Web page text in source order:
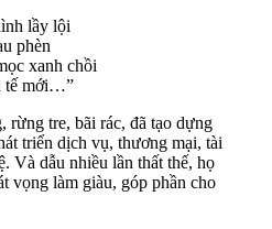
lầy lội
phèn
xanh chồi
tế mới…”
rừng tre, bãi rác, đã tạo dựng
triển dịch vụ, thương mại, tài
Và dẫu nhiều lần thất thế, họ
vọng làm giàu, góp phần cho